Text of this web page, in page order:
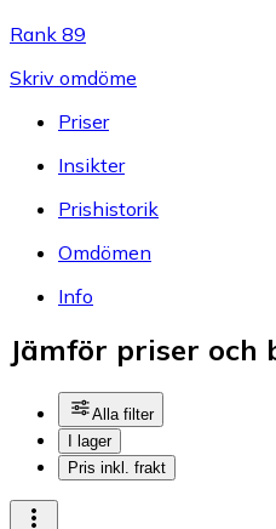
Rank 89
Skriv omdöme
Priser
Insikter
Prishistorik
Omdömen
Info
Jämför priser och
Alla filter
I lager
Pris inkl. frakt